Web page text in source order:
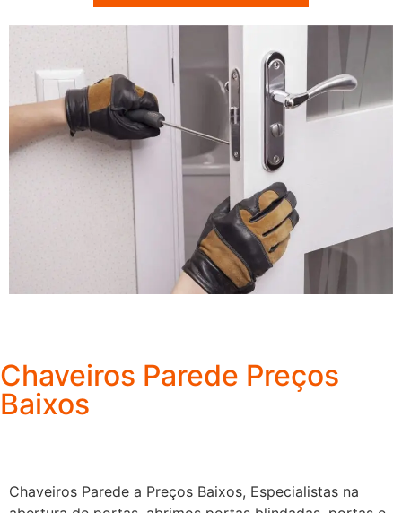
Chaveiros Parede Preços
Baixos
Chaveiros Parede a Preços Baixos, Especialistas na